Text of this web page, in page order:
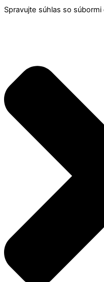
Spravujte súhlas so súbormi